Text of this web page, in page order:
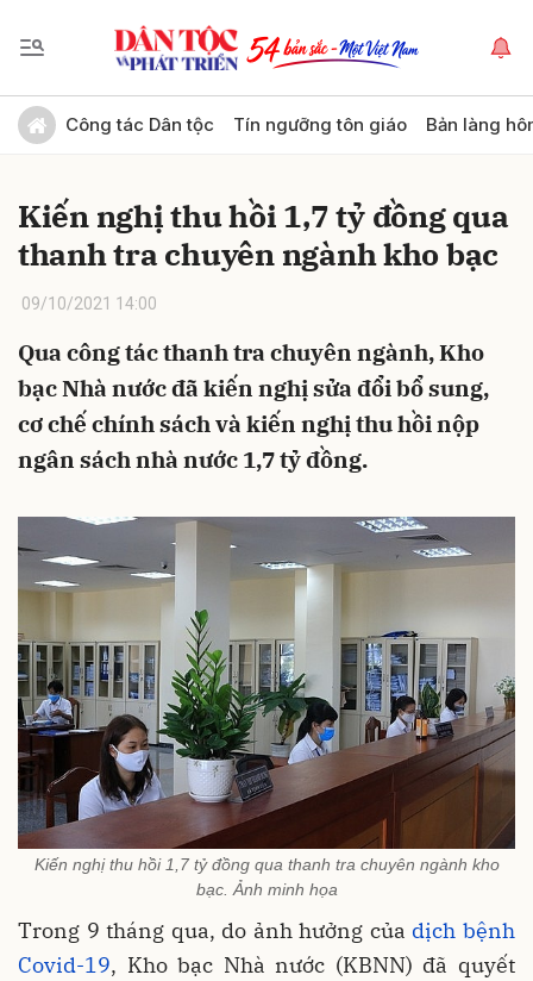
Công tác Dân tộc Tín ngưỡng tôn giáo Bản làng
Kiến nghị thu hồi 1,7 tỷ đồng qua
thanh tra chuyên ngành kho bạc
09/10/2021 14:00
Qua công tác thanh tra chuyên ngành, Kho
bạc Nhà nước đã kiến nghị sửa đổi bổ sung,
cơ chế chính sách và kiến nghị thu hồi nộp
ngân sách nhà nước 1,7 tỷ đồng.
Kiến nghị thu hồi 1,7 tỷ đồng qua thanh tra chuyên ngành kho
bạc. Ảnh minh họa
Trong 9 tháng qua, do ảnh hưởng của dịch bệnh
Covid-19, Kho bạc Nhà nước (KBNN) đã quyết
Gửi bình luận
Hủy Gửi